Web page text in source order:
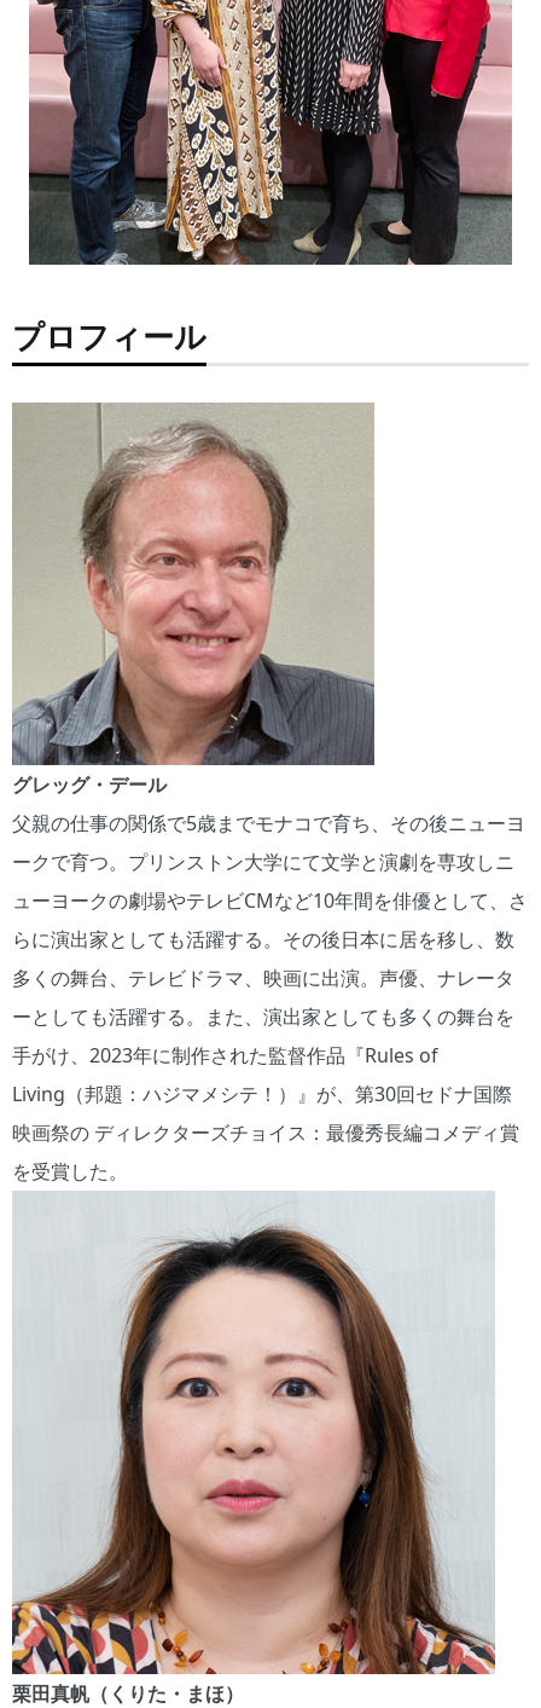
プロフィール
グレッグ・デール
父親の仕事の関係で5歳までモナコで育ち、その後ニューヨ
ークで育つ。プリンストン大学にて文学と演劇を専攻しニ
ューヨークの劇場やテレビCMなど10年間を俳優として、さ
らに演出家としても活躍する。その後日本に居を移し、数
多くの舞台、テレビドラマ、映画に出演。声優、ナレータ
ーとしても活躍する。また、演出家としても多くの舞台を
手がけ、2023年に制作された監督作品『Rules of
Living（邦題：ハジマメシテ！）』が、第30回セドナ国際
映画祭の ディレクターズチョイス：最優秀長編コメディ賞
を受賞した。
栗田真帆（くりた・まほ）